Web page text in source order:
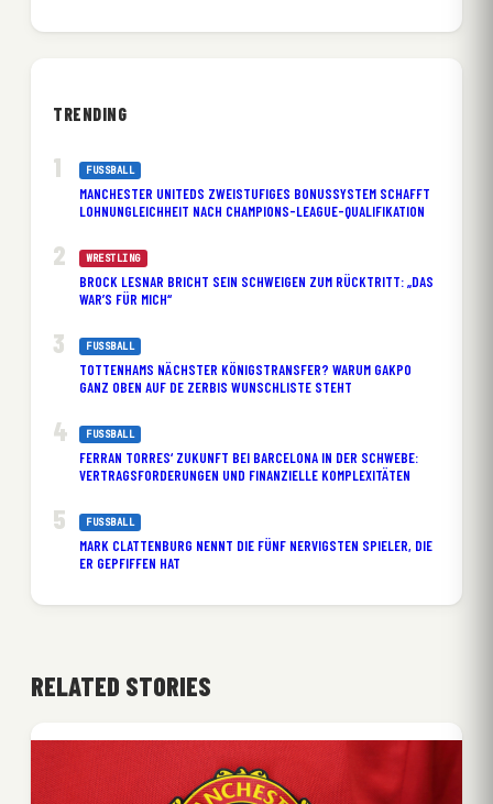
TRENDING
FUSSBALL
MANCHESTER UNITEDS ZWEISTUFIGES BONUSSYSTEM SCHAFFT
LOHNUNGLEICHHEIT NACH CHAMPIONS-LEAGUE-QUALIFIKATION
WRESTLING
BROCK LESNAR BRICHT SEIN SCHWEIGEN ZUM RÜCKTRITT: „DAS
WAR’S FÜR MICH“
FUSSBALL
TOTTENHAMS NÄCHSTER KÖNIGSTRANSFER? WARUM GAKPO
GANZ OBEN AUF DE ZERBIS WUNSCHLISTE STEHT
FUSSBALL
FERRAN TORRES‘ ZUKUNFT BEI BARCELONA IN DER SCHWEBE:
VERTRAGSFORDERUNGEN UND FINANZIELLE KOMPLEXITÄTEN
FUSSBALL
MARK CLATTENBURG NENNT DIE FÜNF NERVIGSTEN SPIELER, DIE
ER GEPFIFFEN HAT
RELATED STORIES